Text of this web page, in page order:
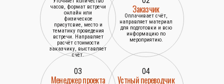
часов, формат встречи
онлайн или
физическое
присутсвие, место и
тематику проведения
встречи. Направляет
расчёт стоимости
заказчику, выставляет
счёт.
Заказчик
Оплачивает счёт,
направляет материал
для подготовки и всю
информацию по
мероприятию.
03
Менеджер проекта
04
Устный переводчик